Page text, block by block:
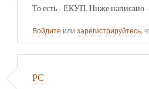
То есть - ЕКУП. Ниже написано -
Войдите или зарегистрируйтесь,
РС